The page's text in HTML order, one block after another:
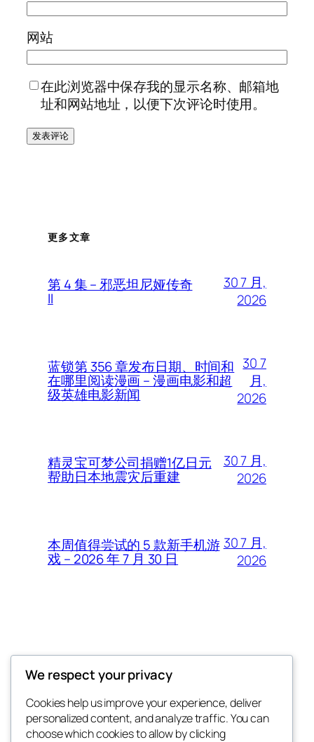
网站
在此浏览器中保存我的显示名称、邮箱地
址和网站地址，以便下次评论时使用。
更多文章
第 4 集 – 邪恶坦尼娅传奇
II
30 7 月,
2026
蓝锁第 356 章发布日期、时间和
在哪里阅读漫画 – 漫画电影和超
级英雄电影新闻
30 7
月,
2026
精灵宝可梦公司捐赠1亿日元
帮助日本地震灾后重建
30 7 月,
2026
本周值得尝试的 5 款新手机游
戏 – 2026 年 7 月 30 日
30 7 月,
2026
Thunder Feeds
你最喜欢的电子游戏和攻略杂志
We respect your privacy
Cookies help us improve your experience, deliver
personalized content, and analyze traffic. You can
choose which cookies to allow by clicking